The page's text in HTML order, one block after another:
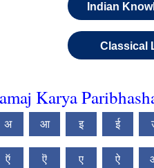
Indian
Classical
Karya
अ आ इ ई
ऍ ऎ ए ऐ